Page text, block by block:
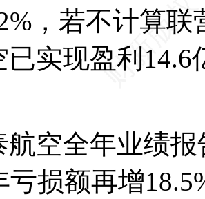
，若不计算
已实现盈利14.6
全年业绩报
亏损额再增